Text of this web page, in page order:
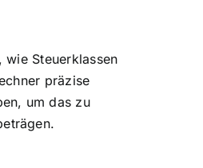
Steuerklassen
präzise
um das zu